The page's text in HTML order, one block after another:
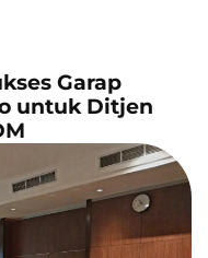
Garap
untuk Ditjen